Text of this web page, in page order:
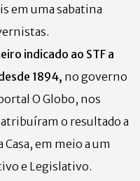
em uma sabatina
indicado ao STF a
1894, no governo
O Globo, nos
o resultado a
em meio a um
e Legislativo.